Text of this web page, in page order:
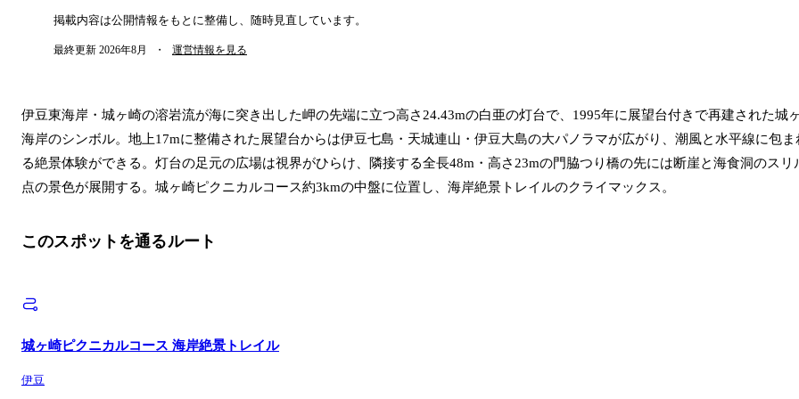
掲載内容は公開情報をもとに整備し、随時見直しています。
最終更新 2026年8月 ・ 運営情報を見る
伊豆東海岸・城ヶ崎の溶岩流が海に突き出した岬の先端に立つ高さ24.43mの白亜の灯台で、1995年に展望台付きで再建された城
海岸のシンボル。地上17mに整備された展望台からは伊豆七島・天城連山・伊豆大島の大パノラマが広がり、潮風と水平線に包ま
る絶景体験ができる。灯台の足元の広場は視界がひらけ、隣接する全長48m・高さ23mの門脇つり橋の先には断崖と海食洞のスリ
点の景色が展開する。城ヶ崎ピクニカルコース約3kmの中盤に位置し、海岸絶景トレイルのクライマックス。
このスポットを通るルート
城ヶ崎ピクニカルコース 海岸絶景トレイル
伊豆